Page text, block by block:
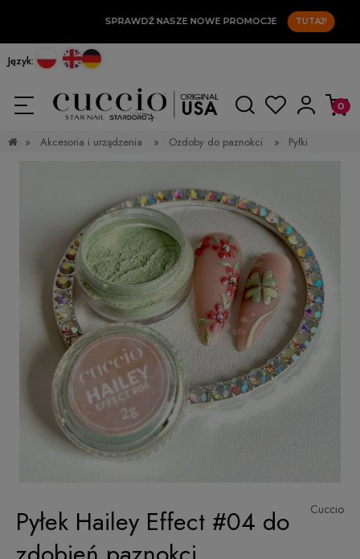
SPRAWDŹ NASZE NOWE PROMOCJE TUTAJ!
Język:
» Akcesoria i urządzenia » Ozdoby do paznokci » Pyłki
Cuccio
Pyłek Hailey Effect #04 do